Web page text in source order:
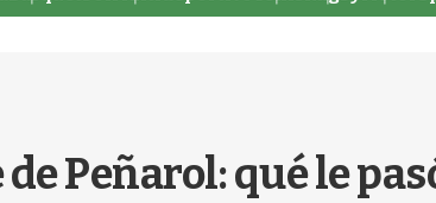
Peñarol: qué le